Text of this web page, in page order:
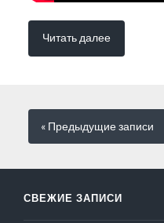
Читать далее
« Предыдущиезаписи
СВЕЖИЕ ЗАПИСИ